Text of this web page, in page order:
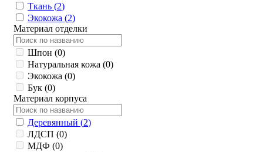
Ткань (2)
Экокожа (2)
Материал отделки
Шпон (0)
Натуральная кожа (0)
Экокожа (0)
Бук (0)
Материал корпуса
Деревянный (2)
ЛДСП (0)
МДФ (0)